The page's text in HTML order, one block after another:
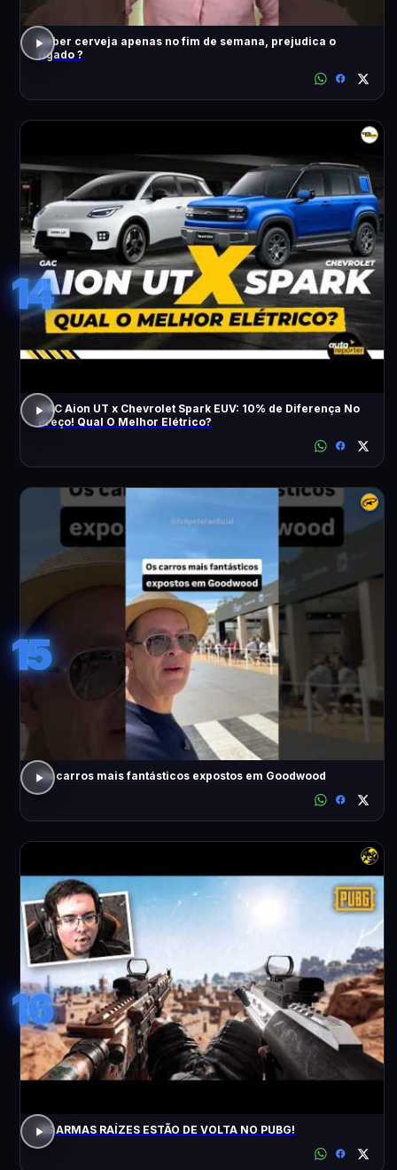
Beber cerveja apenas no fim de semana, prejudica o
fígado ?
14
GAC Aion UT x Chevrolet Spark EUV: 10% de Diferença No
Preço! Qual O Melhor Elétrico?
15
Os carros mais fantásticos expostos em Goodwood
16
AS ARMAS RAÍZES ESTÃO DE VOLTA NO PUBG!